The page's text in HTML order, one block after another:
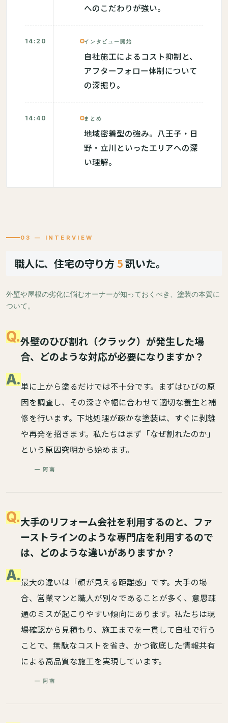
へのこだわりが強い。
14:20 インタビュー開始
自社施工によるコスト抑制と、
アフターフォロー体制について
の深掘り。
14:40 まとめ
地域密着型の強み。八王子・日
野・立川といったエリアへの深
い理解。
03 — INTERVIEW
職人に、住宅の守り方 5訊いた。
外壁や屋根の劣化に悩むオーナーが知っておくべき、塗装の本質に
ついて。
Q.外壁のひび割れ（クラック）が発生した場
合、どのような対応が必要になりますか？
A.単に上から塗るだけでは不十分です。まずはひびの原
因を調査し、その深さや幅に合わせて適切な養生と補
修を行います。下地処理が疎かな塗装は、すぐに剥離
や再発を招きます。私たちはまず「なぜ割れたのか」
という原因究明から始めます。
— 阿南
Q.大手のリフォーム会社を利用するのと、ファ
ーストラインのような専門店を利用するので
は、どのような違いがありますか？
A.最大の違いは「顔が見える距離感」です。大手の場
合、営業マンと職人が別々であることが多く、意思疎
通のミスが起こりやすい傾向にあります。私たちは現
場確認から見積もり、施工までを一貫して自社で行う
ことで、無駄なコストを省き、かつ徹底した情報共有
による高品質な施工を実現しています。
— 阿南